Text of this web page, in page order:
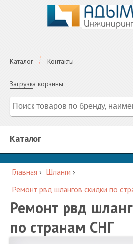
Каталог Контакты
Загрузка корзины
Каталог
Главная › Шланги ›
Ремонт рвд шлангов скидки по
Ремонт рвд
по странам СНГ